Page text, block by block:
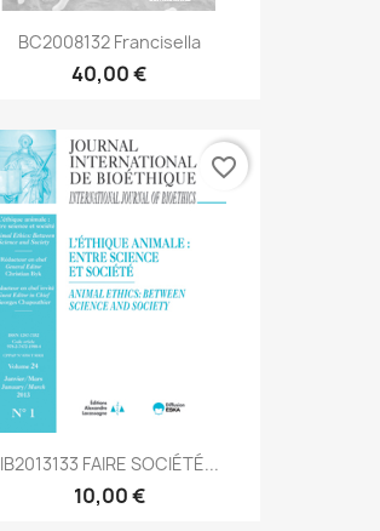
BC2008132 Francisella
40,00 €
IB2013133 FAIRE SOCIÉTÉ...
10,00 €
favorite_border